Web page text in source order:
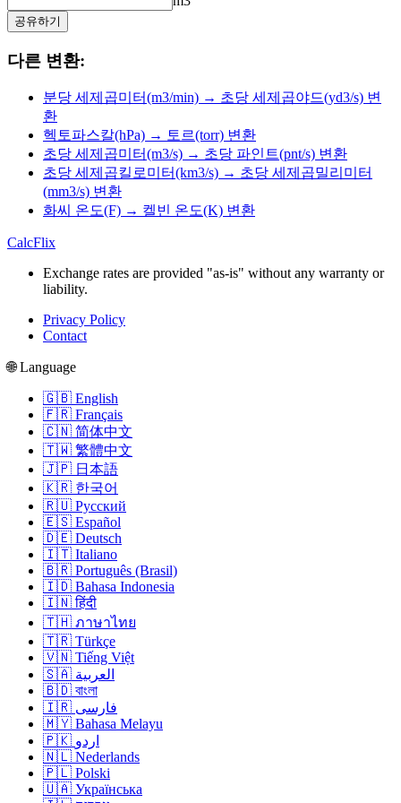
공유하기
다른 변환:
분당 세제곱미터(m3/min) → 초당 세제곱야드(yd3/s) 변
환
헥토파스칼(hPa) → 토르(torr) 변환
초당 세제곱미터(m3/s) → 초당 파인트(pnt/s) 변환
초당 세제곱킬로미터(km3/s) → 초당 세제곱밀리미터
(mm3/s) 변환
화씨 온도(F) → 켈빈 온도(K) 변환
CalcFlix
Exchange rates are provided "as-is" without any warranty or
liability.
Privacy Policy
Contact
🌐 Language
🇬🇧 English
🇫🇷 Français
🇨🇳 简体中文
🇹🇼 繁體中文
🇯🇵 日本語
🇰🇷 한국어
🇷🇺 Русский
🇪🇸 Español
🇩🇪 Deutsch
🇮🇹 Italiano
🇧🇷 Português (Brasil)
🇮🇩 Bahasa Indonesia
🇮🇳 हिंदी
🇹🇭 ภาษาไทย
🇹🇷 Türkçe
🇻🇳 Tiếng Việt
🇸🇦 العربية
🇧🇩 বাংলা
🇮🇷 فارسی
🇲🇾 Bahasa Melayu
🇵🇰 اردو
🇳🇱 Nederlands
🇵🇱 Polski
🇺🇦 Українська